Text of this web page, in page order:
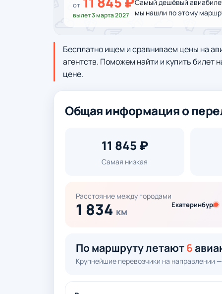
от
вылет 3 марта 2027
Самый дешёвый
мы нашли по этому
Бесплатно ищем и сравниваем цены на
агентств. Поможем найти и купить билет
цене.
Общая информация о
11 845 ₽
Самая низкая
Расстояние между городами
1 834 км
Екатеринбург
По маршруту летают6
Крупнейшие перевозчики на направлении